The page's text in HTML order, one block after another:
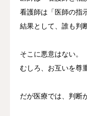
看護師は「医師の指
結果として、誰も判
そこに悪意はない。
むしろ、お互いを尊
だが医療では、判断